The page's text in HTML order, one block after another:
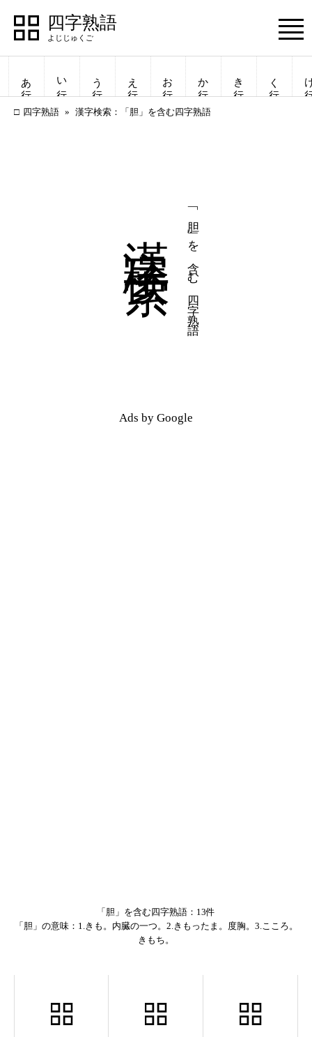
四字熟語
四字熟語
一覧表示
漢字検索
Menu
あ行 い行 う行 え行 お行 か行 き行 く行
四字熟語 漢字検索：「胆」を含む四字熟語
「胆」を含む四字熟語
Ads by Google
「胆」を含む四字熟語：13件
「胆」の意味：1.きも。内臓の一つ。2.きもったま。度胸。3.こころ。
きもち。
四字熟語
一覧表示
漢字検索